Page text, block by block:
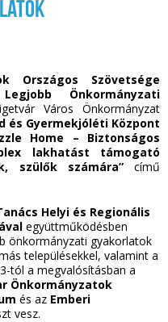
Országos Szövetsége
Legjobb Önkormányzati
Város Önkormányzat
és Gyermekjóléti Központ
Home – Biztonságos
lakhatást támogató
szülők számára”című
Helyi és Regionális
együttműködésben
önkormányzati gyakorlatok
településekkel, valamint a
tól a megvalósításban a
Önkormányzatok
és az Emberi
vesz.